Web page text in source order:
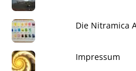
Die Nitramica
Impressum